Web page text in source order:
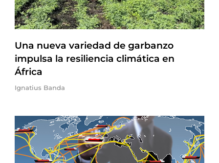
Una nueva variedad de garbanzo
impulsa la resiliencia climática en
África
Ignatius Banda